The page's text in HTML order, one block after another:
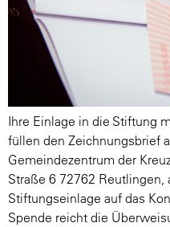
Ihre Einlage in die Stiftung
füllen den Zeichnungsbrief
Gemeindezentrum der
Straße 6 72762 Reutlingen,
Stiftungseinlage auf das
Spende reicht die